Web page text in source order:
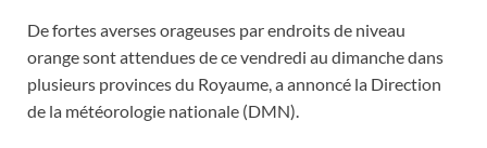
De fortes averses orageuses par endroits de niveau
orange sont attendues de ce vendredi au dimanche dans
plusieurs provinces du Royaume, a annoncé la Direction
de la météorologie nationale (DMN).